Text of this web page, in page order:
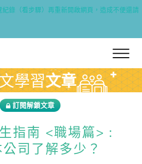
錄（看步驟）再重新開啟網頁，造成不便還請
學習文章
訂閱解鎖文章
指南 <職場篇> :
司了解多少？